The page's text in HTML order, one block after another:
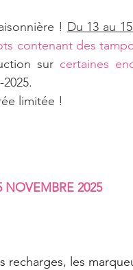
! Du 13 au
contenant des
sur certaines
limitée !
2025
recharges, les